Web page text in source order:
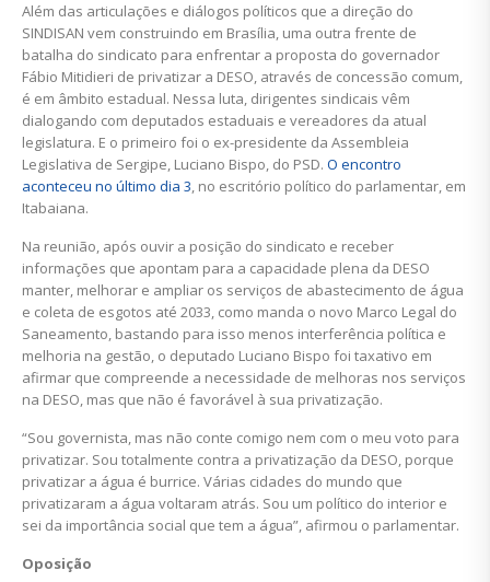
Além das articulações e diálogos políticos que a direção do
SINDISAN vem construindo em Brasília, uma outra frente de
batalha do sindicato para enfrentar a proposta do governador
Fábio Mitidieri de privatizar a DESO, através de concessão comum,
é em âmbito estadual. Nessa luta, dirigentes sindicais vêm
dialogando com deputados estaduais e vereadores da atual
legislatura. E o primeiro foi o ex-presidente da Assembleia
Legislativa de Sergipe, Luciano Bispo, do PSD. O encontro
aconteceu no último dia 3, no escritório político do parlamentar, em
Itabaiana.
Na reunião, após ouvir a posição do sindicato e receber
informações que apontam para a capacidade plena da DESO
manter, melhorar e ampliar os serviços de abastecimento de água
e coleta de esgotos até 2033, como manda o novo Marco Legal do
Saneamento, bastando para isso menos interferência política e
melhoria na gestão, o deputado Luciano Bispo foi taxativo em
afirmar que compreende a necessidade de melhoras nos serviços
na DESO, mas que não é favorável à sua privatização.
“Sou governista, mas não conte comigo nem com o meu voto para
privatizar. Sou totalmente contra a privatização da DESO, porque
privatizar a água é burrice. Várias cidades do mundo que
privatizaram a água voltaram atrás. Sou um político do interior e
sei da importância social que tem a água”, afirmou o parlamentar.
Oposição